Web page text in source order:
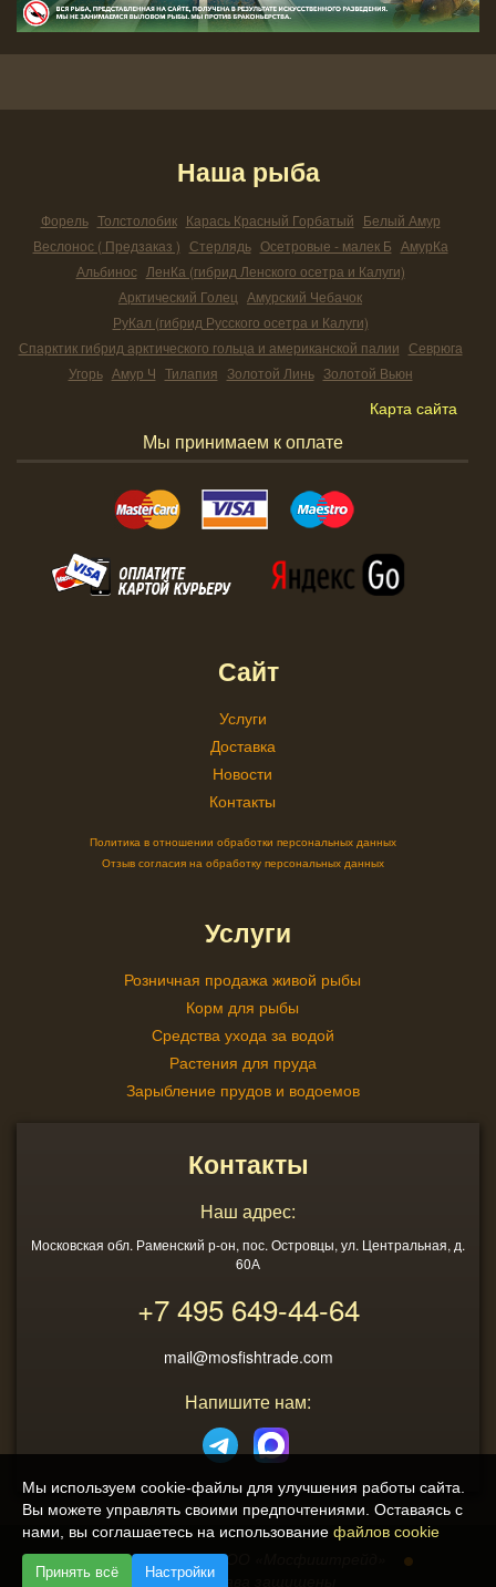
Наша рыба
Форель Толстолобик Карась Красный Горбатый Белый Амур
Веслонос ( Предзаказ ) Стерлядь Осетровые - малек Б АмурКа
Альбинос ЛенКа (гибрид Ленского осетра и Калуги)
Арктический Голец Амурский Чебачок
РуКал (гибрид Русского осетра и Калуги)
Спарктик гибрид арктического гольца и американской палии Севрюга
Угорь Амур Ч Тилапия Золотой Линь Золотой Вьюн
Карта сайта
Мы принимаем к оплате
Сайт
Услуги
Доставка
Новости
Контакты
Политика в отношении обработки персональных данных
Отзыв согласия на обработку персональных данных
Услуги
Розничная продажа живой рыбы
Корм для рыбы
Средства ухода за водой
Растения для пруда
Зарыбление прудов и водоемов
Контакты
Наш адрес:
Московская обл. Раменский р-он, пос. Островцы, ул. Центральная, д.
60А
+7 495649-44-64
mail@mosfishtrade.com
Напишите нам:
2013 - 2026
ООО «Мосфиштрейд»
© Все права защищены
Мы используем cookie-файлы для улучшения работы сайта.
Вы можете управлять своими предпочтениями. Оставаясь с
нами, вы соглашаетесь на использование файлов cookie
Принять всё Настройки